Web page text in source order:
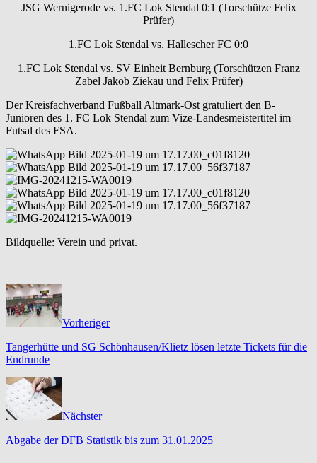
JSG Wernigerode vs. 1.FC Lok Stendal 0:1 (Torschütze Felix
Prüfer)
1.FC Lok Stendal vs. Hallescher FC 0:0
1.FC Lok Stendal vs. SV Einheit Bernburg (Torschützen Franz
Zabel Jakob Ziekau und Felix Prüfer)
Der Kreisfachverband Fußball Altmark-Ost gratuliert den B-
Junioren des 1. FC Lok Stendal zum Vize-Landesmeistertitel im
Futsal des FSA.
Bildquelle: Verein und privat.
Vorheriger
Tangerhütte und SG Schönhausen/Klietz lösen letzte Tickets für die
Endrunde
Nächster
Abgabe der DFB Statistik bis zum 31.01.2025